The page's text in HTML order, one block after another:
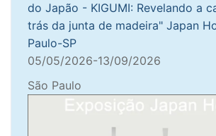
do Japão - KIGUMI: Revelando a
trás da junta de madeira" Japan
Paulo-SP
05/05/2026-13/09/2026
São Paulo